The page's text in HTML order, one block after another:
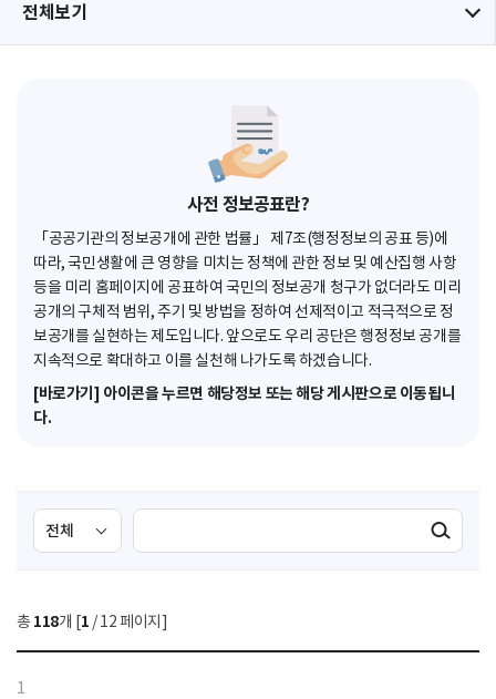
전체보기
사전 정보공표란?
「공공기관의 정보공개에 관한 법률」 제7조(행정정보의 공표 등)에
따라, 국민생활에 큰 영향을 미치는 정책에 관한 정보 및 예산집행 사항
등을 미리 홈페이지에 공표하여 국민의 정보공개 청구가 없더라도 미리
공개의 구체적 범위, 주기 및 방법을 정하여 선제적이고 적극적으로 정
보공개를 실현하는 제도입니다. 앞으로도 우리 공단은 행정정보 공개를
지속적으로 확대하고 이를 실천해 나가도록 하겠습니다.
[바로가기] 아이콘을 누르면 해당정보 또는 해당 게시판으로 이동됩니
다.
검
색
선
택
색
검색실행
총 118개 [1 / 12 페이지]
1